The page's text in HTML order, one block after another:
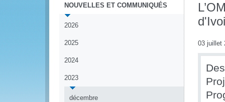
NOUVELLES ET COMMUNIQUÉS
2026
2025
2024
2023
décembre
03 juillet